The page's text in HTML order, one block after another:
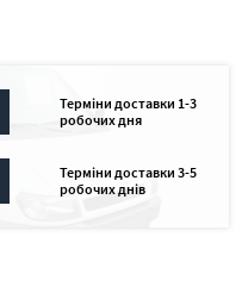
Терміни доставки 1-3
робочих дня
Терміни доставки 3-5
робочих днів